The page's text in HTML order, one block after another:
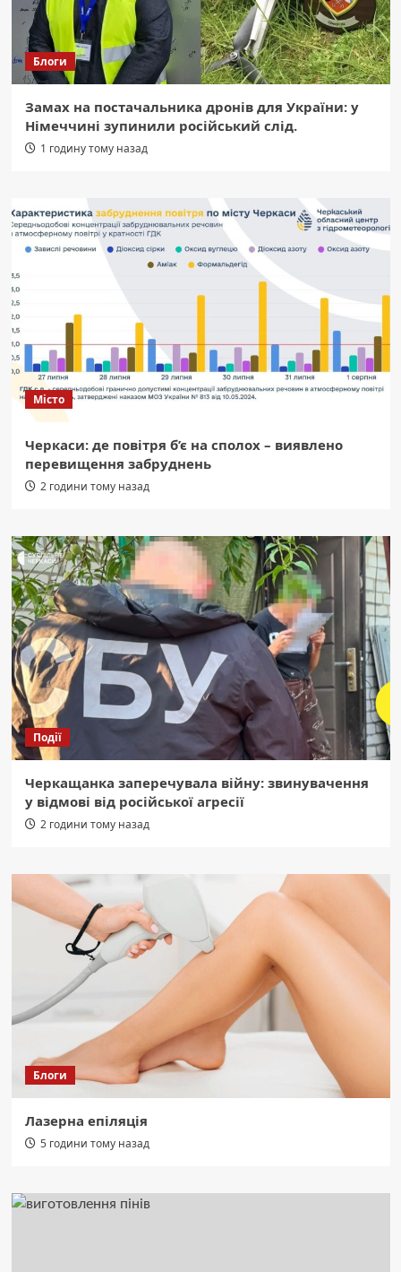
Блоги
Замах на постачальника дронів для України: у
Німеччині зупинили російський слід.
1 годину тому назад
Місто
Черкаси: де повітря б’є на сполох – виявлено
перевищення забруднень
2 години тому назад
Події
Черкащанка заперечувала війну: звинувачення
у відмові від російської агресії
2 години тому назад
Блоги
Лазерна епіляція
5 години тому назад